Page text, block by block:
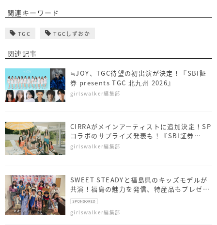
関連キーワード
TGC TGCしずおか
関連記事
≒JOY、TGC待望の初出演が決定！『SBI証
券 presents TGC 北九州 2026』
girlswalker編集部
CIRRAがメインアーティストに追加決定！SP
コラボのサプライズ発表も！『SBI証券
presents TGC 北九州 2026』
girlswalker編集部
SWEET STEADYと福島県のキッズモデルが
共演！福島の魅力を発信、特産品もプレゼン
ト
girlswalker編集部